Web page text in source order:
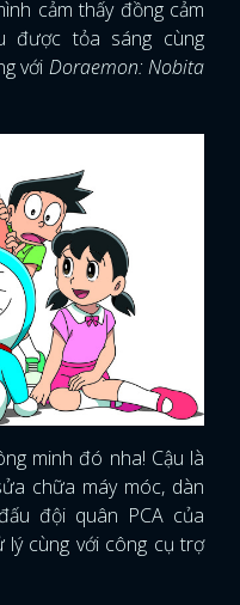
cảm thấy đồng cảm
được tỏa sáng cùng
với Doraemon: Nobita
minh đó nha! Cậu là
chữa máy móc, dàn
đội quân PCA của
cùng với công cụ trợ